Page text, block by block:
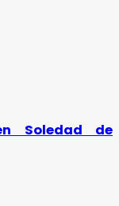
Soledad de